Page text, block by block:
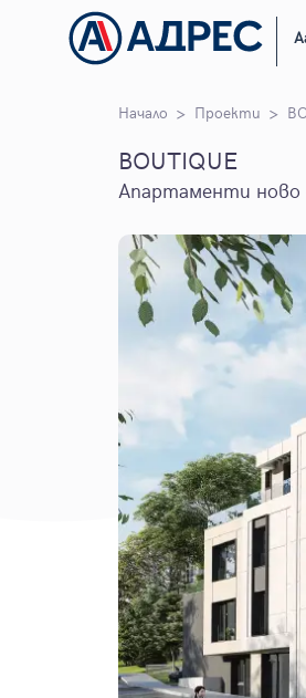
Начало Проекти
BOUTIQUE
Апартаменти